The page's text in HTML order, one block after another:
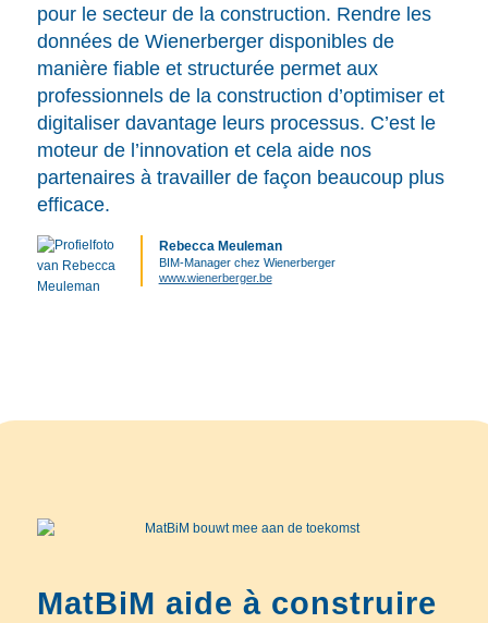
pour le secteur de la construction. Rendre les
données de Wienerberger disponibles de
manière fiable et structurée permet aux
professionnels de la construction d’optimiser et
digitaliser davantage leurs processus. C’est le
moteur de l’innovation et cela aide nos
partenaires à travailler de façon beaucoup plus
efficace.
Rebecca Meuleman
BIM-Manager chez Wienerberger
www.wienerberger.be
MatBiM aide à construire